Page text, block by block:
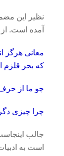
نظیر این
آمده است.
معانی هرگز
که بحر قلزم
چو ما از حرف
چرا چیزی دگر
جالب
است به